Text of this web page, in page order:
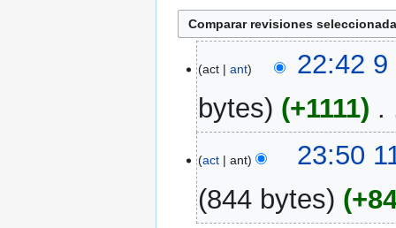
abr
2021
act ant
22:42
bytes
+1111
ene
2007
act ant
23:50
844 bytes